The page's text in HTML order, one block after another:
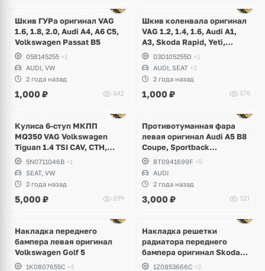
Шкив ГУРа оригинал VAG
1.6, 1.8, 2.0, Audi A4, A6 C5,
Volkswagen Passat B5
058145255 +1
AUDI, VW
2 года назад
1,000 ₽ 642
Шкив коленвала оригинал
VAG 1.2, 1.4, 1.6, Audi A1,
A3, Skoda Rapid, Yeti,
Fabia, Roomster, Superb,
Volkswagen Golf 5, 6, Jetta,
Tiguan, Eos, Scirocco,
Passat B6, B7, Polo, Touran,
Seat Leon
03D105255D +1
AUDI, SEAT +2
2 года назад
1,000 ₽ 576
Кулиса 6-ступ МКПП
MQ350 VAG Volkswagen
Tiguan 1.4 TSI CAV, CTH,
Sharan, Seat Alhambra
5N0711046B +1
SEAT, VW
2 года назад
5,000 ₽ 699
Противотуманная фара
левая оригинал Audi A5 B8
Coupe, Sportback
рестайлинг
8T0941699F +5
AUDI
2 года назад
3,000 ₽ 521
Накладка переднего
бампера левая оригинал
Volkswagen Golf 5
1K0807655C +4
Накладка решетки
радиатора переднего
бампера оригинал Skoda
Octavia A5
1Z0853666C +2